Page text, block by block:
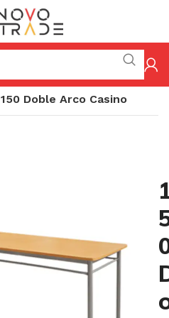
150 Doble Arco Casino